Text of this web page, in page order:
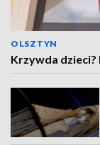
OLSZTYN
Krzywda